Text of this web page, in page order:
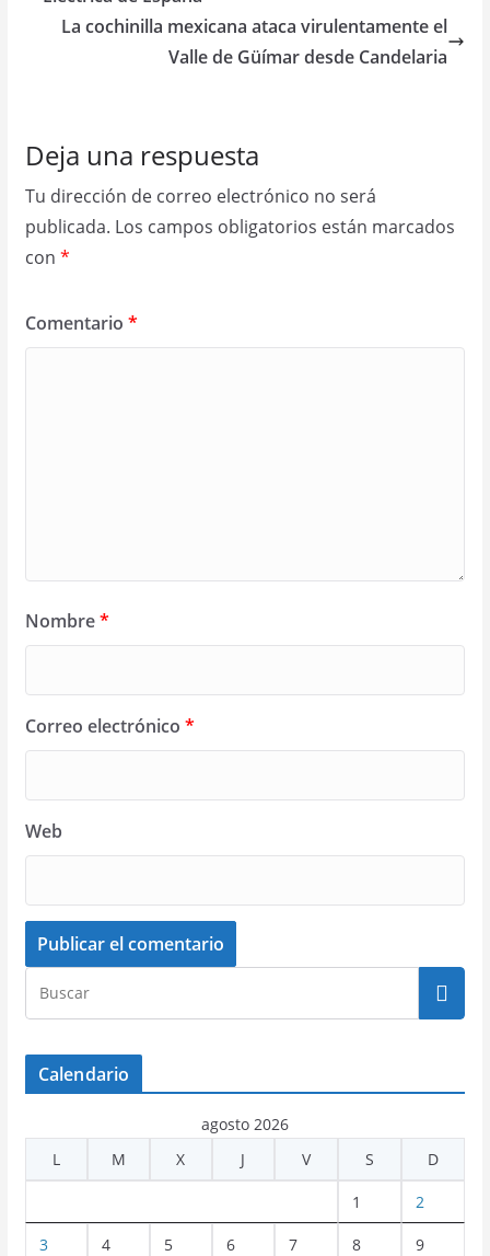
La cochinilla mexicana ataca virulentamente el
Valle de Güímar desde Candelaria
Deja una respuesta
Tu dirección de correo electrónico no será
publicada. Los campos obligatorios están marcados
con *
Comentario *
Nombre*
Correo electrónico *
Web
Calendario
agosto 2026
L
M X J V S D
1 2
3 4 5 6 7 8 9